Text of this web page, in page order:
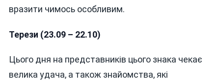
вразити чимось особливим.
Терези (23.09 – 22.10)
Цього дня на представників цього знака чекає
велика удача, а також знайомства, які